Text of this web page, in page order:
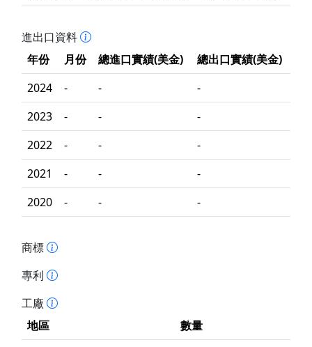
進出口資料
年份
月份 總進口實績(美金)
總出口實績(美金)
2024
- -
-
2023
- -
-
2022
- -
-
2021
- -
-
2020
- - -
商標
專利
工廠
地區
數量